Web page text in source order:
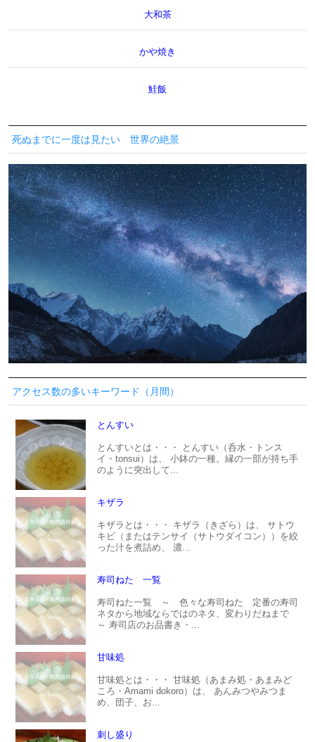
大和茶
かや焼き
鮭飯
死ぬまでに一度は見たい 世界の絶景
アクセス数の多いキーワード（月間）
とんすい
とんすいとは・・・ とんすい（呑水・トンス
イ・tonsui）は、 小鉢の一種。縁の一部が持ち手
のように突出して...
キザラ
キザラとは・・・ キザラ（きざら）は、 サトウ
キビ（またはテンサイ（サトウダイコン））を絞
った汁を煮詰め、 濃...
寿司ねた 一覧
寿司ねた一覧 ～ 色々な寿司ねた 定番の寿司
ネタから地域ならではのネタ、変わりだねまで
～ 寿司店のお品書き・...
甘味処
甘味処とは・・・ 甘味処（あまみ処・あまみど
ころ・Amami dokoro）は、 あんみつやみつま
め、団子、お...
刺し盛り